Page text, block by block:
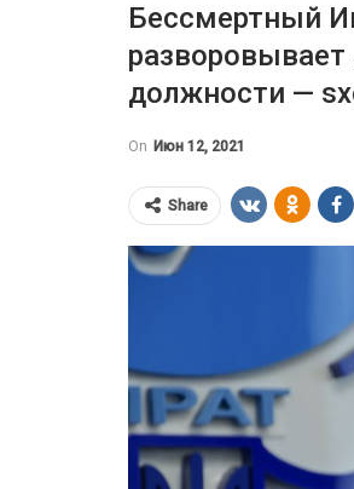
Бессмертный
разворовывает
должности —
On Июн 12, 2021
Share